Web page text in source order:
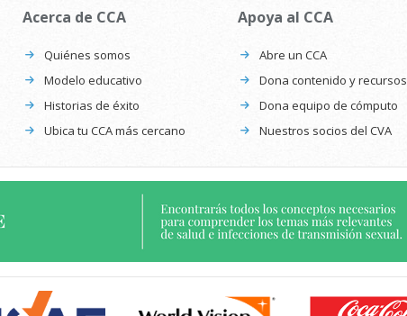
Acerca de CCA
Quiénes somos
Modelo educativo
Historias de éxito
Ubica tu CCA más cercano
Apoya al CCA
Abre un CCA
Dona contenido y recursos
Dona equipo de cómputo
Nuestros socios del CVA